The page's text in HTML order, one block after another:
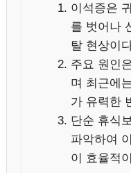
이석증은
를 벗어나
탈 현상이
주요 원인
며 최근에
가 유력한
단순 휴식
파악하여
이 효율적